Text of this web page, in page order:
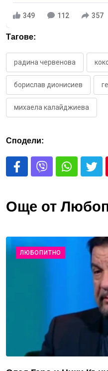
349 112 357
Тагове:
радина червенова
борислав дионисиев
михаела калайджиева
Сподели:
Още от
ЛЮБОПИТНО